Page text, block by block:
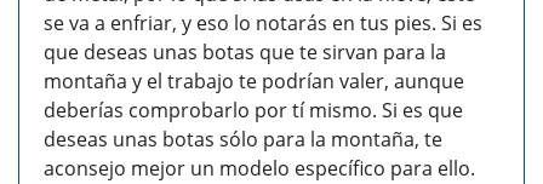
se va a enfriar, y eso lo notarás en tus pies. Si es
que deseas unas botas que te sirvan para la
montaña y el trabajo te podrían valer, aunque
deberías comprobarlo por tí mismo. Si es que
deseas unas botas sólo para la montaña, te
aconsejo mejor un modelo específico para ello.